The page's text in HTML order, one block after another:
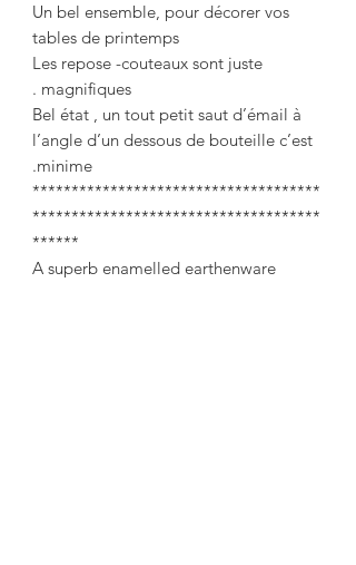
Un bel ensemble, pour décorer vos
tables de printemps
Les repose -couteaux sont juste
magnifiques .
Bel état , un tout petit saut d’émail à
l’angle d’un dessous de bouteille c’est
minime.
*************************************
*************************************
******
A superb enamelled earthenware